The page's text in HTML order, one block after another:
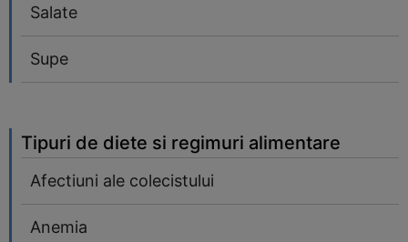
Salate
Supe
Tipuri de diete si regimuri alimentare
Afectiuni ale colecistului
Anemia